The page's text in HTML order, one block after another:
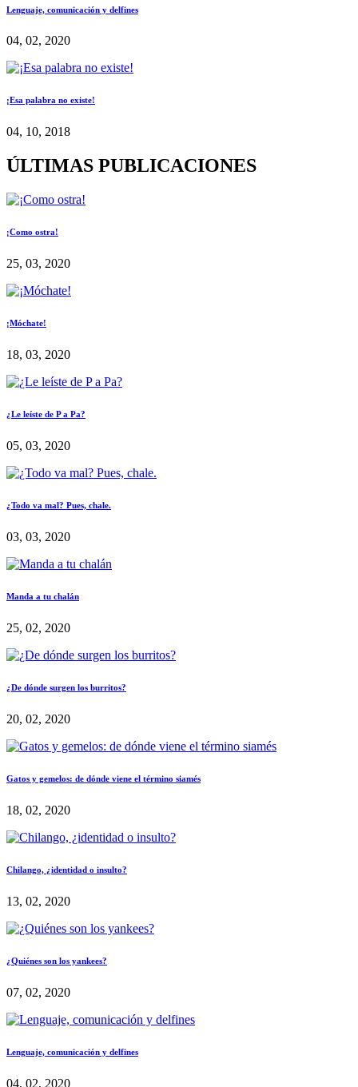
Lenguaje, comunicación y delfines
04, 02, 2020
¡Esa palabra no existe!
04, 10, 2018
ÚLTIMAS PUBLICACIONES
¡Como ostra!
25, 03, 2020
¡Móchate!
18, 03, 2020
¿Le leíste de P a Pa?
05, 03, 2020
¿Todo va mal? Pues, chale.
03, 03, 2020
Manda a tu chalán
25, 02, 2020
¿De dónde surgen los burritos?
20, 02, 2020
Gatos y gemelos: de dónde viene el término siamés
18, 02, 2020
Chilango, ¿identidad o insulto?
13, 02, 2020
¿Quiénes son los yankees?
07, 02, 2020
Lenguaje, comunicación y delfines
04, 02, 2020